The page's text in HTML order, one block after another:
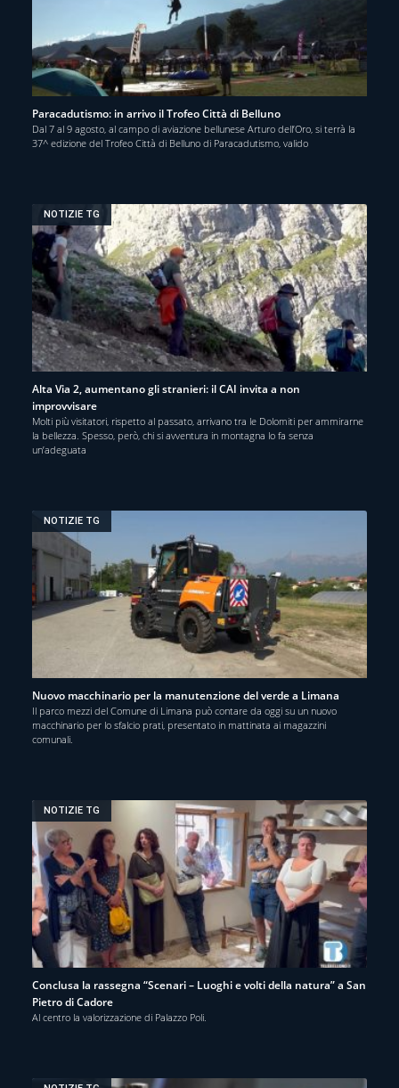
Paracadutismo: in arrivo il Trofeo Città di Belluno
Dal 7 al 9 agosto, al campo di aviazione bellunese Arturo dell’Oro, si terrà la
37^ edizione del Trofeo Città di Belluno di Paracadutismo, valido
NOTIZIE TG
Alta Via 2, aumentano gli stranieri: il CAI invita a non
improvvisare
Molti più visitatori, rispetto al passato, arrivano tra le Dolomiti per ammirarne
la bellezza. Spesso, però, chi si avventura in montagna lo fa senza
un’adeguata
NOTIZIE TG
Nuovo macchinario per la manutenzione del verde a Limana
Il parco mezzi del Comune di Limana può contare da oggi su un nuovo
macchinario per lo sfalcio prati, presentato in mattinata ai magazzini
comunali.
NOTIZIE TG
Conclusa la rassegna “Scenari – Luoghi e volti della natura” a San
Pietro di Cadore
Al centro la valorizzazione di Palazzo Poli.